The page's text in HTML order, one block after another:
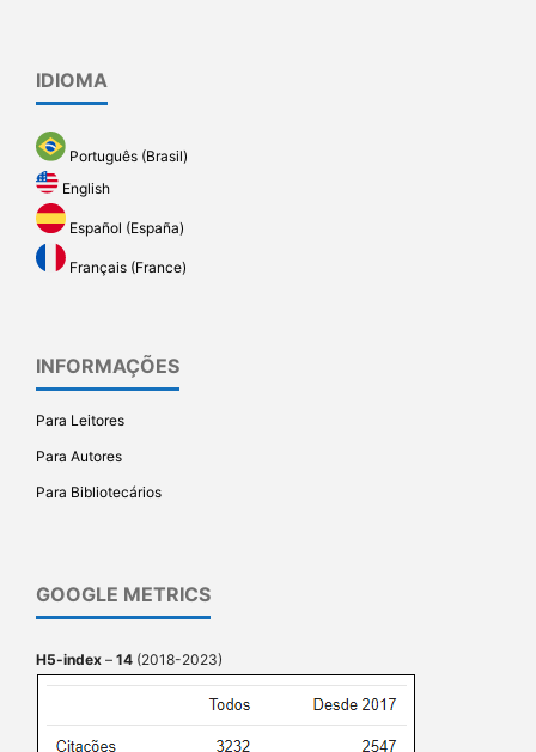
IDIOMA
Português (Brasil)
English
Español (España)
Français (France)
INFORMAÇÕES
Para Leitores
Para Autores
Para Bibliotecários
GOOGLE METRICS
H5-index – 14 (2018-2023)